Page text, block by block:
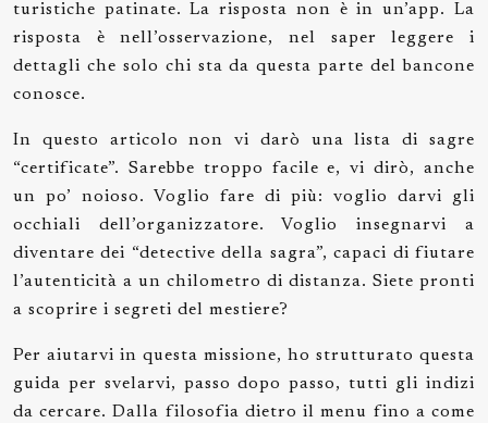
turistiche patinate. La risposta non è in un’app. La
risposta è nell’osservazione, nel saper leggere i
dettagli che solo chi sta da questa parte del bancone
conosce.
In questo articolo non vi darò una lista di sagre
“certificate”. Sarebbe troppo facile e, vi dirò, anche
un po’ noioso. Voglio fare di più: voglio darvi gli
occhiali dell’organizzatore. Voglio insegnarvi a
diventare dei “detective della sagra”, capaci di fiutare
l’autenticità a un chilometro di distanza. Siete pronti
a scoprire i segreti del mestiere?
Per aiutarvi in questa missione, ho strutturato questa
guida per svelarvi, passo dopo passo, tutti gli indizi
da cercare. Dalla filosofia dietro il menu fino a come